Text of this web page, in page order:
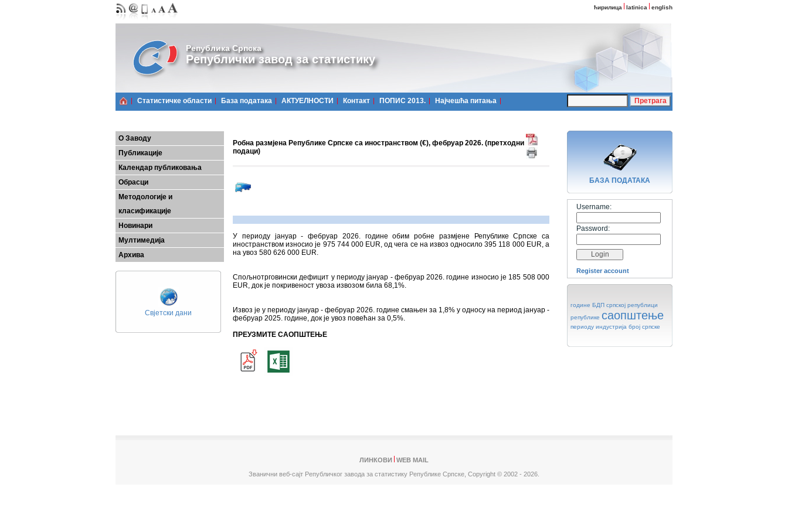
ћирилица latinica english
Република Српска
Републички завод за статистику
Статистичке области Базa података АКТУЕЛНОСТИ Контакт ПОПИС 2013. Најчешћa питања
О Заводу
Публикације
Календар публиковања
Обрасци
Методологије и
класификације
Новинари
Мултимедија
Архива
Свјетски дани
Робна размјена Републике Српске са иностранством (€), фебруар 2026. (претходни
подаци)
У периоду јануар - фебруар 2026. године обим робне размјене Републике Српске са
иностранством износио је 975 744 000 ЕUR, од чега се на извоз односило 395 118 000 ЕUR, а
на увоз 580 626 000 ЕUR.
Спољнотрговински дефицит у периоду јануар - фебруар 2026. године износио је 185 508 000
ЕUR, док је покривеност увоза извозом била 68,1%.
Извоз је у периоду јануар - фебруар 2026. године смањен за 1,8% у односу на период јануар -
фебруар 2025. године, док је увоз повећан за 0,5%.
ПРЕУЗМИТЕ САОПШТЕЊЕ
БАЗA ПОДАТАКА
Username:
Password:
Register account
године БДП српској републици
републике саопштење
периоду индустрија број српске
ЛИНКОВИ
WEB MAIL
Званични веб-сајт Републичког завода за статистику Републике Српске, Copyright © 2002 - 2026.